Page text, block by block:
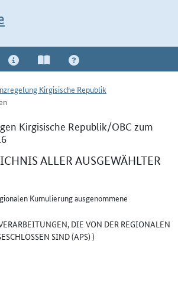
Kirgisische Republik
Kirgisische Republik/OBC zum
ALLER AUSGEWÄHLTER
Kumulierung ausgenommene
DIE VON DER REGIONALEN
SIND (APS) )